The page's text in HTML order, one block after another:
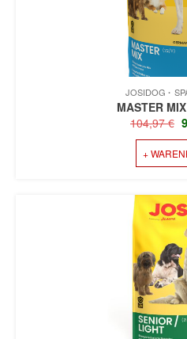
JOSIDOG
MASTER
104,97€
+